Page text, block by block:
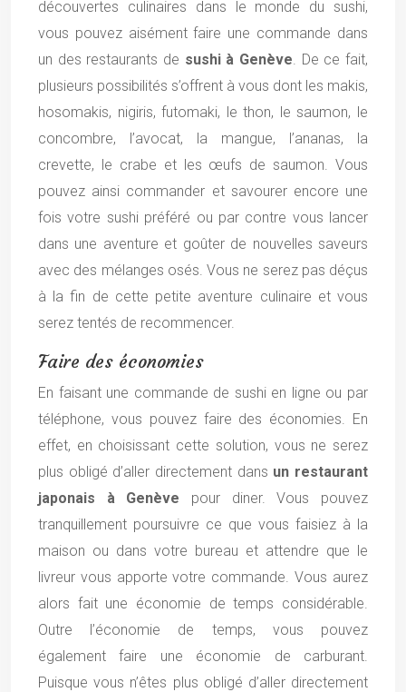
découvertes culinaires dans le monde du sushi,
vous pouvez aisément faire une commande dans
un des restaurants de sushi à Genève. De ce fait,
plusieurs possibilités s’offrent à vous dont les makis,
hosomakis, nigiris, futomaki, le thon, le saumon, le
concombre, l’avocat, la mangue, l’ananas, la
crevette, le crabe et les œufs de saumon. Vous
pouvez ainsi commander et savourer encore une
fois votre sushi préféré ou par contre vous lancer
dans une aventure et goûter de nouvelles saveurs
avec des mélanges osés. Vous ne serez pas déçus
à la fin de cette petite aventure culinaire et vous
serez tentés de recommencer.
Faire des économies
En faisant une commande de sushi en ligne ou par
téléphone, vous pouvez faire des économies. En
effet, en choisissant cette solution, vous ne serez
plus obligé d’aller directement dans un restaurant
japonais à Genève pour diner. Vous pouvez
tranquillement poursuivre ce que vous faisiez à la
maison ou dans votre bureau et attendre que le
livreur vous apporte votre commande. Vous aurez
alors fait une économie de temps considérable.
Outre l’économie de temps, vous pouvez
également faire une économie de carburant.
Puisque vous n’êtes plus obligé d’aller directement